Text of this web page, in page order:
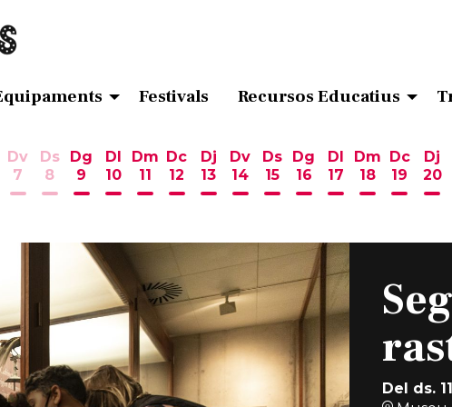
Festivals Recursos Educatius
5 d'agost
6 d'agost
Dv
7
Divendres 7 d'agost
Ds
8
Dissabte 8 d'agost
Dg
9
Diumenge 9 d'agost
Dl
10
Dilluns 10 d'agost
Dm
11
Dimarts 11 d'agost
Dc
12
Dimecres 12 d'agost
Dj
13
Dijous 13 d'agost
Dv
14
Divendres 14 d'agost
Ds
15
Dissabte 15 d'agost
Dg
16
Diumenge 16
Dl
17
Dilluns 17
Dm
18
Dimarts 18
Dc
19
Dj
20
Del ds.